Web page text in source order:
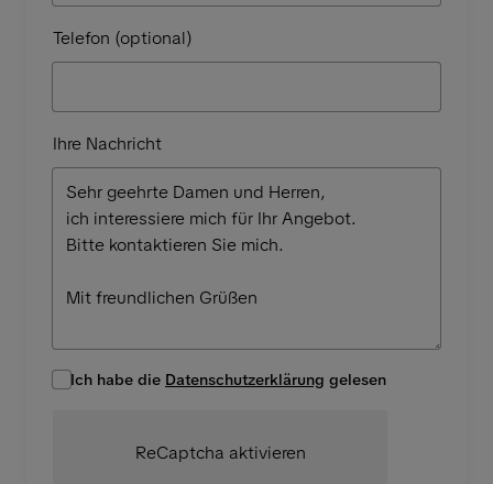
Telefon (optional)
Ihre Nachricht
Ich habe die Datenschutzerklärung gelesen
ReCaptcha aktivieren